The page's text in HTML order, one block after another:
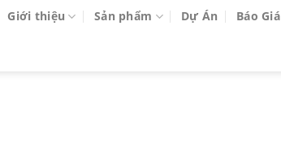
Giới thiệu Sản phẩm Dự Án Báo Giá